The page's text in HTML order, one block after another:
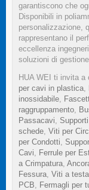
garantiscono che
Disponibili in
personalizzazione,
rappresentano il
eccellenza
soluzioni di
HUA WEI ti invita a
per cavi in plastica
inossidabile
raggruppamento
Passacavi
schede Viti per
per Condotti
Cavi
Ferrule per
a Crimpatura
Fessura Viti a
PCB
Fermagli per